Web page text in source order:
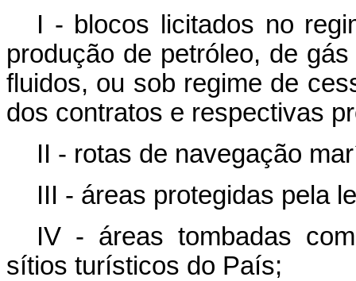
I - blocos licitados no
produção de petróleo, de
fluidos, ou sob regime de
dos contratos e respectivas
II - rotas de navegação
III - áreas protegidas pela
IV - áreas tombadas
sítios turísticos do País;